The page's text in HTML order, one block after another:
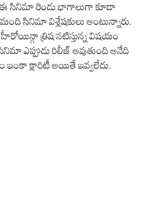
ఈ సినిమా రెండు భాగాలుగా కూడా
సినిమా విశ్లేషకులు అంటున్నారు.
త్రిష నటిస్తున్న విషయం
ఎప్పుడు రిలీజ్ అవుతుంది అనేది
ఇంకా క్లారిటీ అయితే ఇవ్వలేదు.